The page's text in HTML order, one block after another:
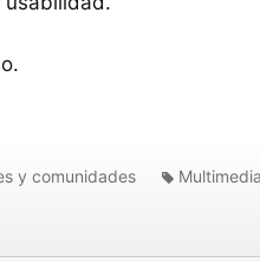
y comunidades